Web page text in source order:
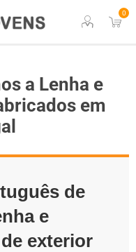
0
a Lenha e
em
de
e
exterior